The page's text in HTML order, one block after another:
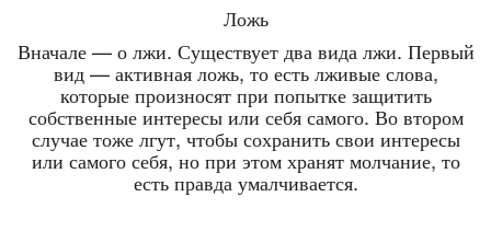
Ложь
Вначале — о лжи. Существует два вида лжи. Первый
вид — активная ложь, то есть лживые слова,
которые произносят при попытке защитить
собственные интересы или себя самого. Во втором
случае тоже лгут, чтобы сохранить свои интересы
или самого себя, но при этом хранят молчание, то
есть правда умалчивается.